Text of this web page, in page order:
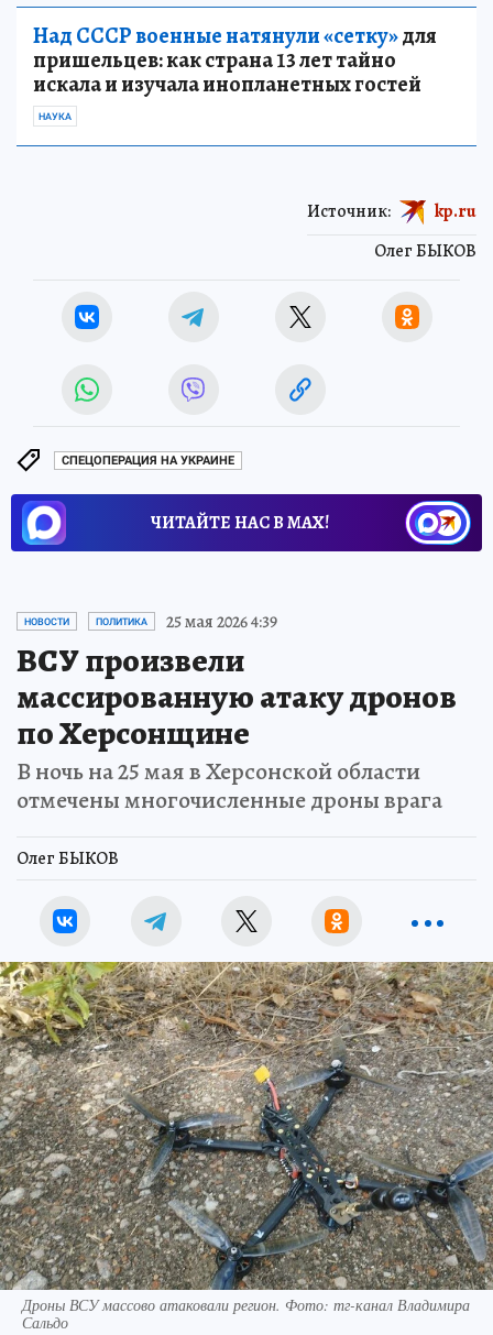
Над СССР военные натянули «сетку»для
пришельцев: как страна 13 лет тайно
искала и изучала инопланетных гостей
НАУКА
Олег БЫКОВ
Источник: kp.ru
СПЕЦОПЕРАЦИЯ НА УКРАИНЕ
ЧИТАЙТЕ НАС В МАХ!
НОВОСТИ ПОЛИТИКА 25 мая 2026 4:39
ВСУ произвели
массированную атаку дронов
по Херсонщине
В ночь на 25 мая в Херсонской области
отмечены многочисленные дроны врага
Олег БЫКОВ
Дроны ВСУ массово атаковали регион. Фото: тг-канал Владимира
Сальдо